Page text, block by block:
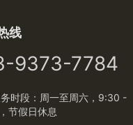
线
9373-7784
时段：周一至周六，9:30 -
节假日休息